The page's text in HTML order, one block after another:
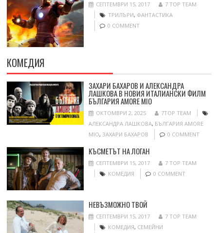
СЕПТЕМВРИ 15, 2017
7 TOP TEAM
ТРИЛЪРИ, ФАНТАСТИКА
0 COMMENT
КОМЕДИЯ
ЗАХАРИ БАХАРОВ И АЛЕКСАНДРА
ЛАШКОВА В НОВИЯ ИТАЛИАНСКИ ФИЛМ
БЪЛГАРИЯ AMORE MIO
ОКТОМВРИ 2, 2025
7TOP TEAM
АЛЕКСАНДРА ЛАШКОВА, БЪЛГАРИЯ AMORE
MIO, ЗАХАРИ БАХАРОВ 0 COMMENT
КЪСМЕТЪТ НА ЛОГАН
СЕПТЕМВРИ 15, 2017
7 TOP TEAM
КОМЕДИЯ
0 COMMENT
НЕВЪЗМОЖНО ТВОЙ
СЕПТЕМВРИ 15, 2017
7 TOP TEAM
КОМЕДИЯ, СЕМЕЙНИ